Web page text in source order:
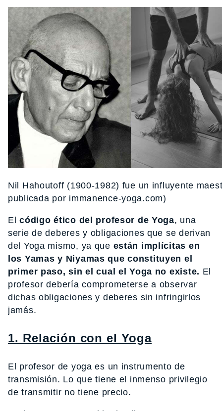
Nil Hahoutoff (1900-1982) fue un influyente
publicada por immanence-yoga.com)
Elcódigo ético del profesor de Yoga, una
serie de deberes y obligaciones que se derivan
del Yoga mismo, ya que están implícitas en
los Yamas y Niyamas que constituyen el
primer paso, sin el cual el Yoga no existe. El
profesor debería comprometerse a observar
dichas obligaciones y deberes sin infringirlos
jamás.
1. Relación con el Yoga
El profesor de yoga es un instrumento de
transmisión. Lo que tiene el inmenso privilegio
de transmitir no tiene precio.